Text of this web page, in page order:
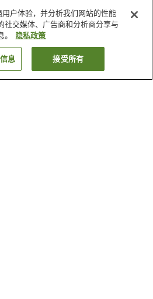
户体验，并分析我们网站的性能
社交媒体、广告商和分析商分享与
隐私政策
息 接受所有